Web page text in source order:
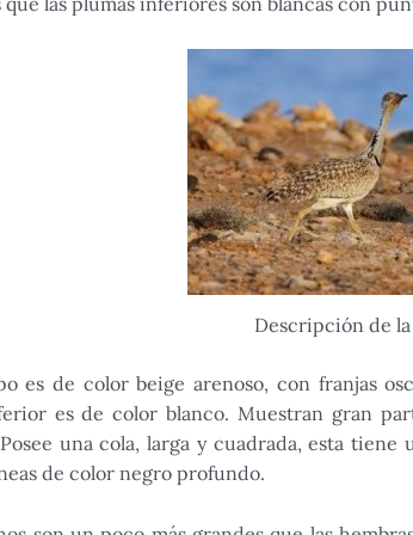
Descripción de
es de color beige arenoso, con franjas
es de color blanco. Muestran gran
una cola, larga y cuadrada, esta
de color negro profundo.